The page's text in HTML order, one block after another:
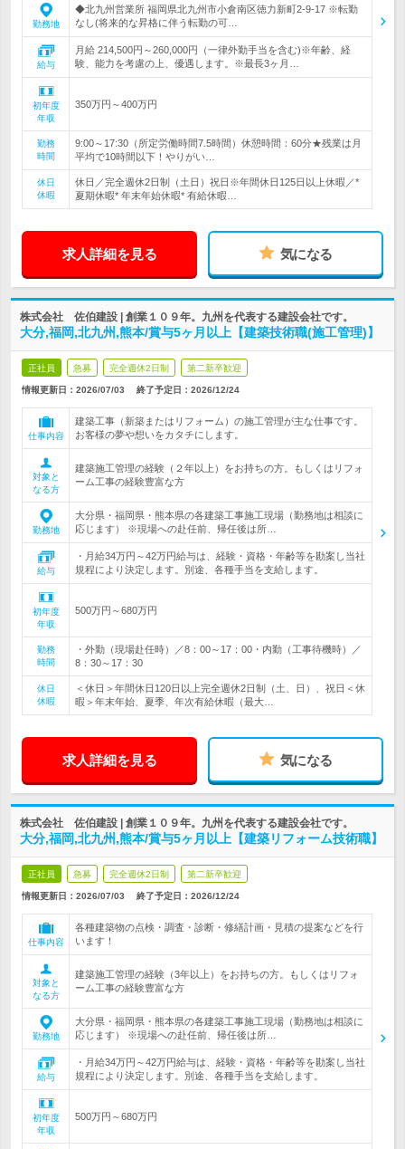
勤務地
◆北九州営業所 福岡県北九州市小倉南区徳力新町2-9-17 ※転勤
なし(将来的な昇格に伴う転勤の可…
給与
月給 214,500円～260,000円（一律外勤手当を含む)※年齢、経
験、能力を考慮の上、優遇します。※最長3ヶ月…
初年度
年収
350万円～400万円
勤務
時間
9:00～17:30（所定労働時間7.5時間）休憩時間：60分★残業は月
平均で10時間以下！やりがい…
休日
休暇
休日／完全週休2日制（土日）祝日※年間休日125日以上休暇／*
夏期休暇* 年末年始休暇* 有給休暇…
求人詳細を見る 気になる
株式会社 佐伯建設 | 創業１０９年。九州を代表する建設会社です。
大分,福岡,北九州,熊本/賞与5ヶ月以上【建築技術職(施工管理)】
正社員 急募 完全週休2日制 第二新卒歓迎
情報更新日：2026/07/03 終了予定日： 2026/12/24
仕事内容
建築工事（新築またはリフォーム）の施工管理が主な仕事です。
お客様の夢や想いをカタチにします。
対象と
なる方
建築施工管理の経験（２年以上）をお持ちの方。もしくはリフォ
ーム工事の経験豊富な方
勤務地
大分県・福岡県・熊本県の各建築工事施工現場（勤務地は相談に
応じます） ※現場への赴任前、帰任後は所…
給与
・月給34万円～42万円給与は、経験・資格・年齢等を勘案し当社
規程により決定します。別途、各種手当を支給します。
初年度
年収
500万円～680万円
勤務
時間
・外勤（現場赴任時）／8：00～17：00・内勤（工事待機時）／
8：30～17：30
休日
休暇
＜休日＞年間休日120日以上完全週休2日制（土、日）、祝日＜休
暇＞年末年始、夏季、年次有給休暇（最大…
求人詳細を見る 気になる
株式会社 佐伯建設 | 創業１０９年。九州を代表する建設会社です。
大分,福岡,北九州,熊本/賞与5ヶ月以上【建築リフォーム技術職】
正社員 急募 完全週休2日制 第二新卒歓迎
情報更新日：2026/07/03 終了予定日： 2026/12/24
仕事内容
各種建築物の点検・調査・診断・修繕計画・見積の提案などを行
います！
対象と
なる方
建築施工管理の経験（3年以上）をお持ちの方。もしくはリフォ
ーム工事の経験豊富な方
勤務地
大分県・福岡県・熊本県の各建築工事施工現場（勤務地は相談に
応じます） ※現場への赴任前、帰任後は所…
給与
・月給34万円～42万円給与は、経験・資格・年齢等を勘案し当社
規程により決定します。別途、各種手当を支給します。
初年度
年収
500万円～680万円